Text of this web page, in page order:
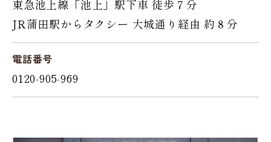
東急池上線「池上」駅下車 徒歩７分
JR蒲田駅からタクシー 大城通り経由 約８分
電話番号
0120-905-969